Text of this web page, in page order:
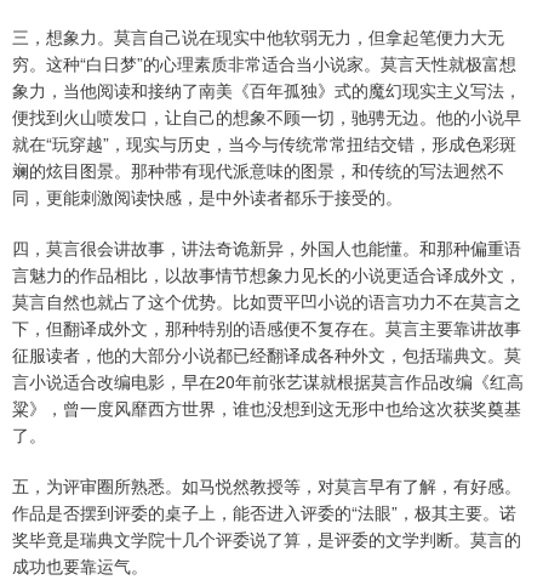
三，想象力。莫言自己说在现实中他软弱无力，但拿起笔便力大无
穷。这种“白日梦”的心理素质非常适合当小说家。莫言天性就极富想
象力，当他阅读和接纳了南美《百年孤独》式的魔幻现实主义写法，
便找到火山喷发口，让自己的想象不顾一切，驰骋无边。他的小说早
就在“玩穿越”，现实与历史，当今与传统常常扭结交错，形成色彩斑
斓的炫目图景。那种带有现代派意味的图景，和传统的写法迥然不
同，更能刺激阅读快感，是中外读者都乐于接受的。
四，莫言很会讲故事，讲法奇诡新异，外国人也能懂。和那种偏重语
言魅力的作品相比，以故事情节想象力见长的小说更适合译成外文，
莫言自然也就占了这个优势。比如贾平凹小说的语言功力不在莫言之
下，但翻译成外文，那种特别的语感便不复存在。莫言主要靠讲故事
征服读者，他的大部分小说都已经翻译成各种外文，包括瑞典文。莫
言小说适合改编电影，早在20年前张艺谋就根据莫言作品改编《红高
粱》，曾一度风靡西方世界，谁也没想到这无形中也给这次获奖奠基
了。
五，为评审圈所熟悉。如马悦然教授等，对莫言早有了解，有好感。
作品是否摆到评委的桌子上，能否进入评委的“法眼”，极其主要。诺
奖毕竟是瑞典文学院十几个评委说了算，是评委的文学判断。莫言的
成功也要靠运气。